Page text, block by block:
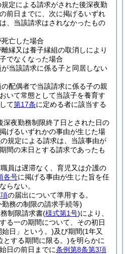
規定による請求がされた後深夜勤
前日までに、次に掲げるいずれ
、当該請求はされなかったもの
亡した場合
縁又は養子縁組の取消しにより
でなくなった場合
当該請求に係る子と同居しない
配偶者で当該請求に係る子の親
いて常態として当該子を養育す
て第17条に定める者に該当する
深夜勤務制限終了日とされた日の
げるいずれかの事由が生じた場
の規定による請求は、当該事由が
間の末日とする請求であったも
員は遅滞なく、育児又は介護の
各号に掲げる事由が生じた旨を任
らない。
の届出について準用する。
務の制限の請求手続等)
制限請求書(様式第1号)により、
る一の期間について、その初日
日」という。)及び期間(1年又
とする期間に限る。)を明らかに
日の前日までに条例第8条第3項